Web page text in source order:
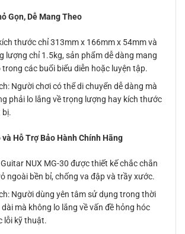
Gọn, Dễ Mang Theo
thước chỉ 313mm x 166mm x 54mm và
lượng chỉ 1.5kg, sản phẩm dễ dàng mang
trong các buổi biểu diễn hoặc luyện tập.
Người chơi có thể di chuyển dễ dàng mà
phải lo lắng về trọng lượng hay kích thước
bị.
và Hỗ Trợ Bảo Hành Chính Hãng
NUX MG-30 được thiết kế chắc chắn
ngoài bền bỉ, chống va đập và trầy xước.
Người dùng yên tâm sử dụng trong thời
dài mà không lo lắng về vấn đề hỏng hóc
lỗi kỹ thuật.